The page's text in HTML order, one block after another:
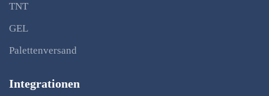
TNT
GEL
Palettenversand
Integrationen